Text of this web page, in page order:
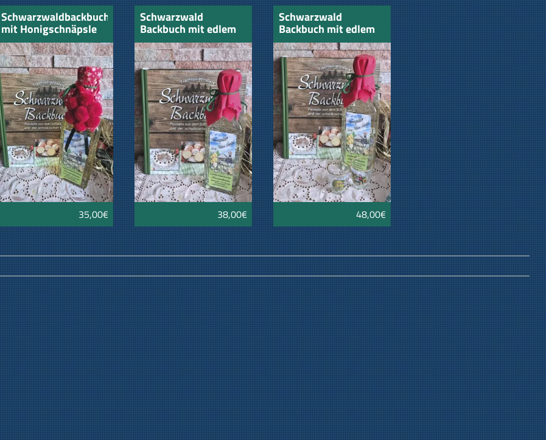
Schwarzwaldbackbuch
mit Honigschnäpsle
und Bollenhut
35,00€
Schwarzwald
Backbuch mit edlem
Honig Williams
Schnäpsle und
Bollenhut
38,00€
Schwarzwald
Backbuch mit edlem
Honig Williams
Schnäpsle
Schnapsgläser und
Bollenhut
48,00€